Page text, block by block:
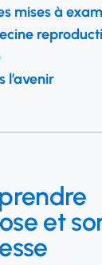
mises à
l’avenir
et